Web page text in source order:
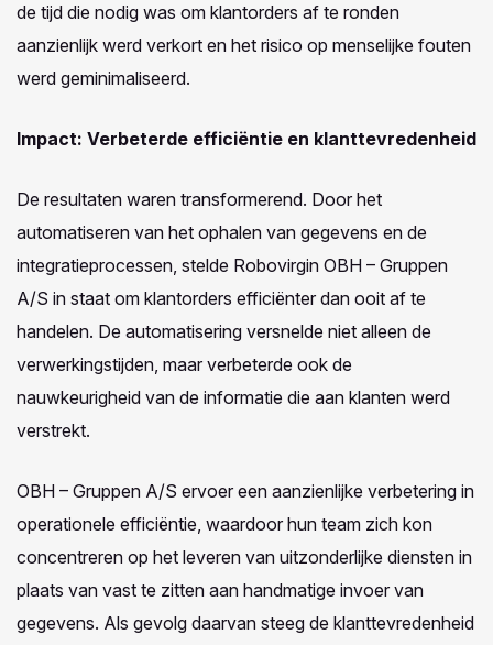
de tijd die nodig was om klantorders af te ronden
aanzienlijk werd verkort en het risico op menselijke fouten
werd geminimaliseerd.
Impact: Verbeterde efficiëntie en klanttevredenheid
De resultaten waren transformerend. Door het
automatiseren van het ophalen van gegevens en de
integratieprocessen, stelde Robovirgin OBH – Gruppen
A/S in staat om klantorders efficiënter dan ooit af te
handelen. De automatisering versnelde niet alleen de
verwerkingstijden, maar verbeterde ook de
nauwkeurigheid van de informatie die aan klanten werd
verstrekt.
OBH – Gruppen A/S ervoer een aanzienlijke verbetering in
operationele efficiëntie, waardoor hun team zich kon
concentreren op het leveren van uitzonderlijke diensten in
plaats van vast te zitten aan handmatige invoer van
gegevens. Als gevolg daarvan steeg de klanttevredenheid